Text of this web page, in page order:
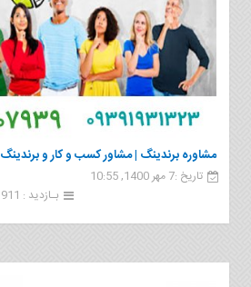
مشاوره برندینگ | مشاور کسب و کار و برندینگ
تاریخ :7 مهر 1400, 10:55
بـازدید : 911